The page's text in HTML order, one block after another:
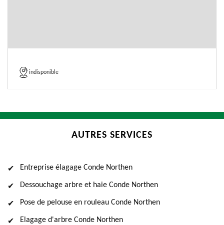
indisponible
AUTRES SERVICES
Entreprise élagage Conde Northen
Dessouchage arbre et haie Conde Northen
Pose de pelouse en rouleau Conde Northen
Elagage d'arbre Conde Northen